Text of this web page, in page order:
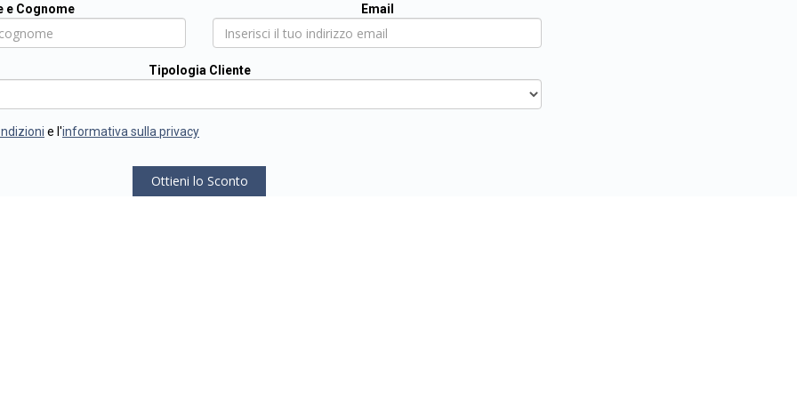
e Cognome Email
Tipologia Cliente
e l'informativa sulla privacy
Ottieni lo Sconto